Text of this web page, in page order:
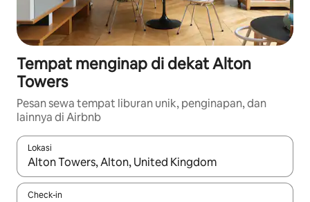
Tempat menginap di dekat Alton
Towers
Pesan sewa tempat liburan unik, penginapan, dan
lainnya di Airbnb
Lokasi
Jika hasil yang dicari tersedia, telusuri dengan tombol panah
Check-in